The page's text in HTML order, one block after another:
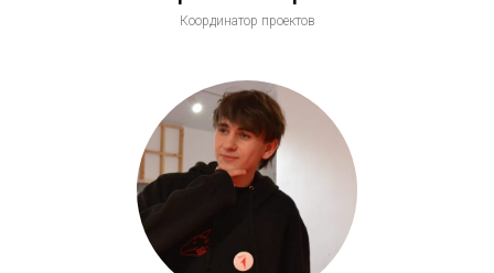
Координатор проектов